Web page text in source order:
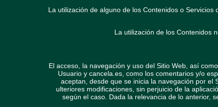
La utilización de alguno de los Contenidos o
La utilización de los Contenidos
El acceso, la navegación y uso del Sitio Web, así
Usuario y cancela.es, como los comentarios y/o
aceptan, desde que se inicia la navegación por el
ulteriores modificaciones, sin perjuicio de la
según el caso. Dada la relevancia de lo anterior,